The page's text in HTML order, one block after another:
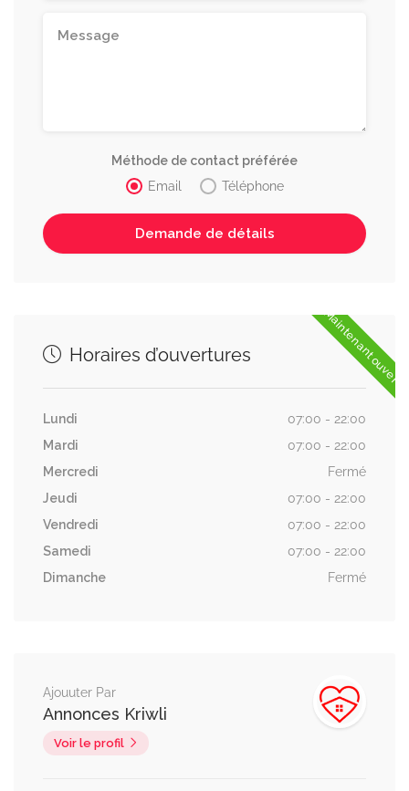
Méthode de contact préférée
Email
Téléphone
Maintenant ouvert
Horaires d’ouvertures
Lundi
07:00 - 22:00
Mardi
07:00 - 22:00
Mercredi
Fermé
Jeudi
07:00 - 22:00
Vendredi
07:00 - 22:00
Samedi
07:00 - 22:00
Dimanche
Fermé
Ajouuter Par
Annonces Kriwli
Voir le profil